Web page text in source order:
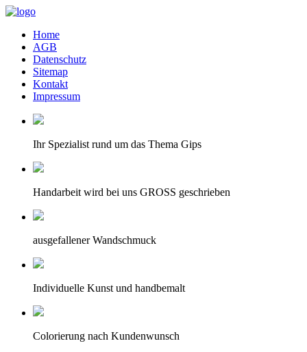
Home
AGB
Datenschutz
Sitemap
Kontakt
Impressum
Ihr Spezialist rund um das Thema Gips
Handarbeit wird bei uns GROSS geschrieben
ausgefallener Wandschmuck
Individuelle Kunst und handbemalt
Colorierung nach Kundenwunsch